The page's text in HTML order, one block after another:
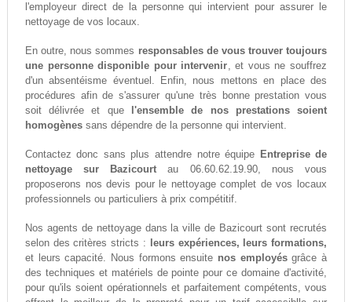
l'employeur direct de la personne qui intervient pour assurer le
nettoyage de vos locaux.
En outre, nous sommes responsables de vous trouver toujours
une personne disponible pour intervenir, et vous ne souffrez
d'un absentéisme éventuel. Enfin, nous mettons en place des
procédures afin de s'assurer qu'une très bonne prestation vous
soit délivrée et que
l'ensemble de nos prestations soient
homogènessans dépendre de la personne qui intervient.
Contactez donc sans plus attendre notre équipe Entreprise de
nettoyage sur Bazicourt au 06.60.62.19.90, nous vous
proposerons nos devis pour le nettoyage complet de vos locaux
professionnels ou particuliers à prix compétitif.
Nos agents de nettoyage dans la ville de Bazicourt sont recrutés
selon des critères stricts :
leurs expériences, leurs formations,
et leurs capacité. Nous formons ensuite nos employésgrâce à
des techniques et matériels de pointe pour ce domaine d'activité,
pour qu'ils soient opérationnels et parfaitement compétents, vous